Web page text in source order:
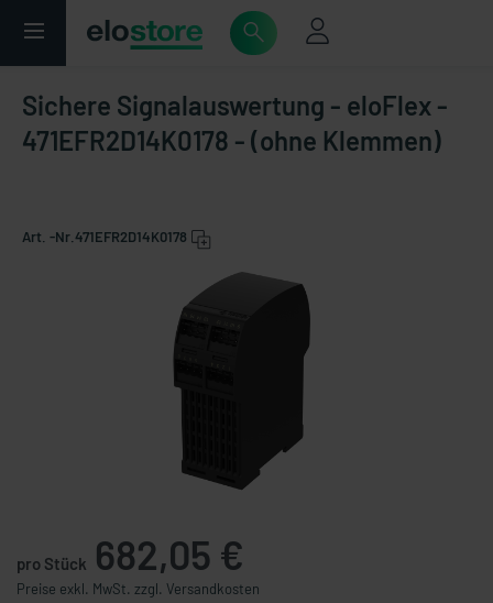
Sichere Signalauswertung - eloFlex -
471EFR2D14K0178 - (ohne Klemmen)
Art. -Nr. 471EFR2D14K0178
pro Stück 682,05 €
Preise exkl. MwSt. zzgl. Versandkosten